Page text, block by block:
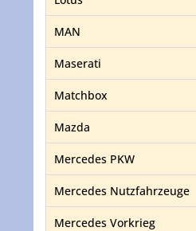
MAN
Maserati
Matchbox
Mazda
Mercedes PKW
Mercedes Nutzfahrzeuge
Mercedes Vorkrieg